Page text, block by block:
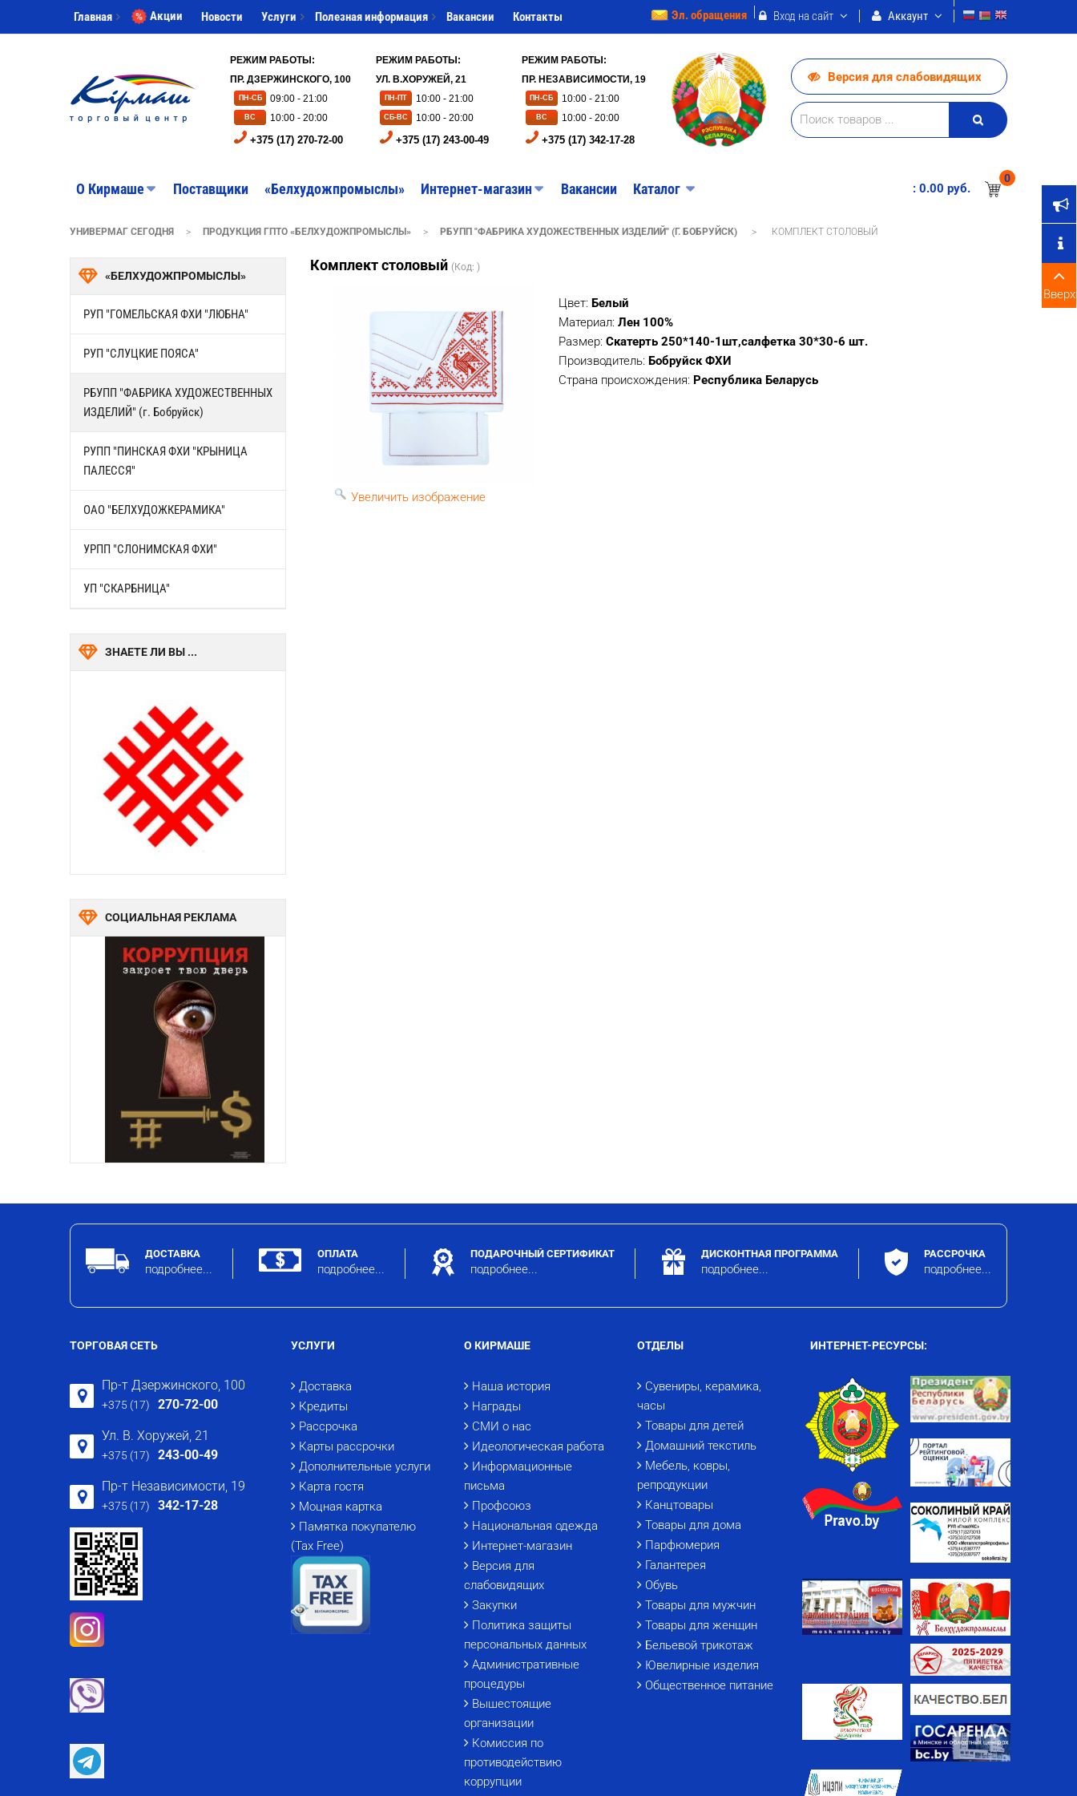
Главная Акции Новости Услуги Полезная информация Вакансии Контакты Аккаунт
Вход на сайт
Эл. обращения
РЕЖИМ РАБОТЫ:
ПР. ДЗЕРЖИНСКОГО, 100
ПН-СБ 09:00 - 21:00
ВС 10:00 - 20:00
+375 (17) 270-72-00
РЕЖИМ РАБОТЫ:
УЛ. В.ХОРУЖЕЙ, 21
ПН-ПТ 10:00 - 21:00
СБ-ВС 10:00 - 20:00
+375 (17) 243-00-49
РЕЖИМ РАБОТЫ:
ПР. НЕЗАВИСИМОСТИ, 19
ПН-СБ 10:00 - 21:00
ВС 10:00 - 20:00
+375 (17) 342-17-28
Версия для слабовидящих
O Кирмаше Поставщики «Белхудожпромыслы» Интернет-магазин Вакансии Каталог
0
: 0.00 pуб.
УНИВЕРМАГ СЕГОДНЯ > ПРОДУКЦИЯ ГПТО «БЕЛХУДОЖПРОМЫСЛЫ» > РБУПП "ФАБРИКА ХУДОЖЕСТВЕННЫХ ИЗДЕЛИЙ" (Г. БОБРУЙСК) > КОМПЛЕКТ СТОЛОВЫЙ
Комплект столовый (Код: )
Увеличить изображение
Цвет: Белый
Материал: Лен 100%
Размер: Скатерть 250*140-1шт,салфетка 30*30-6 шт.
Производитель: Бобруйск ФХИ
Страна происхождения: Республика Беларусь
«БЕЛХУДОЖПРОМЫСЛЫ»
РУП "ГОМЕЛЬСКАЯ ФХИ "ЛЮБНА"
РУП "СЛУЦКИЕ ПОЯСА"
РБУПП "ФАБРИКА ХУДОЖЕСТВЕННЫХ
ИЗДЕЛИЙ" (г. Бобруйск)
РУПП "ПИНСКАЯ ФХИ "КРЫНИЦА
ПАЛЕССЯ"
ОАО "БЕЛХУДОЖКЕРАМИКА"
УРПП "СЛОНИМСКАЯ ФХИ"
УП "СКАРБНИЦА"
ЗНАЕТЕ ЛИ ВЫ ...
СОЦИАЛЬНАЯ РЕКЛАМА
ДОСТАВКА
подробнее...
ОПЛАТА
подробнее...
ПОДАРОЧНЫЙ СЕРТИФИКАТ
подробнее...
ДИСКОНТНАЯ ПРОГРАММА
подробнее...
РАССРОЧКА
подробнее...
ТОРГОВАЯ СЕТЬ
Пр-т Дзержинского, 100
+375 (17) 270-72-00
Ул. В. Хоружей, 21
+375 (17) 243-00-49
Пр-т Независимости, 19
+375 (17) 342-17-28
УСЛУГИ
Доставка
Кредиты
Рассрочка
Карты рассрочки
Дополнительные услуги
Карта гостя
Моцная картка
Памятка покупателю
(Tax Free)
О КИРМАШЕ
Наша история
Награды
СМИ о нас
Идеологическая работа
Информационные
письма
Профсоюз
Национальная одежда
Интернет-магазин
Версия для
слабовидящих
Закупки
Политика защиты
персональных данных
Административные
процедуры
Вышестоящие
организации
Комиссия по
противодействию
коррупции
ОТДЕЛЫ
Сувениры, керамика,
часы
Товары для детей
Домашний текстиль
Мебель, ковры,
репродукции
Канцтовары
Товары для дома
Парфюмерия
Галантерея
Обувь
Товары для мужчин
Товары для женщин
Бельевой трикотаж
Ювелирные изделия
Общественное питание
ИНТЕРНЕТ-РЕСУРСЫ:
Вверх